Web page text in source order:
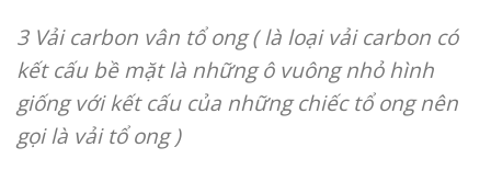
3 Vải carbon vân tổ ong ( là loại vải carbon có
kết cấu bề mặt là những ô vuông nhỏ hình
giống với kết cấu của những chiếc tổ ong nên
gọi là vải tổ ong )